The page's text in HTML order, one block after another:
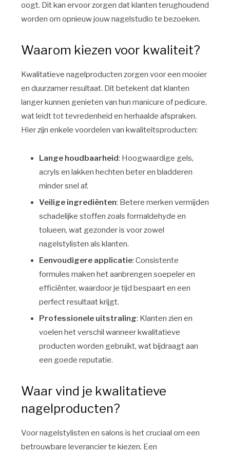
oogt. Dit kan ervoor zorgen dat klanten terughoudend
worden om opnieuw jouw nagelstudio te bezoeken.
Waarom kiezen voor kwaliteit?
Kwalitatieve nagelproducten zorgen voor een mooier
en duurzamer resultaat. Dit betekent dat klanten
langer kunnen genieten van hun manicure of pedicure,
wat leidt tot tevredenheid en herhaalde afspraken.
Hier zijn enkele voordelen van kwaliteitsproducten:
Lange houdbaarheid: Hoogwaardige gels,
acryls en lakken hechten beter en bladderen
minder snel af.
Veilige ingrediënten: Betere merken vermijden
schadelijke stoffen zoals formaldehyde en
tolueen, wat gezonder is voor zowel
nagelstylisten als klanten.
Eenvoudigere applicatie: Consistente
formules maken het aanbrengen soepeler en
efficiënter, waardoor je tijd bespaart en een
perfect resultaat krijgt.
Professionele uitstraling: Klanten zien en
voelen het verschil wanneer kwalitatieve
producten worden gebruikt, wat bijdraagt aan
een goede reputatie.
Waar vind je kwalitatieve
nagelproducten?
Voor nagelstylisten en salons is het cruciaal om een
betrouwbare leverancier te kiezen. Een